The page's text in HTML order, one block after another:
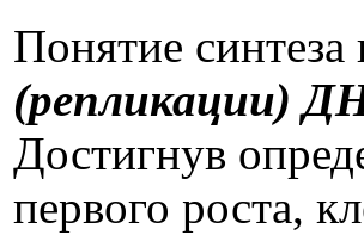
Понятие синтеза
(репликации)
Достигнув
первого роста,